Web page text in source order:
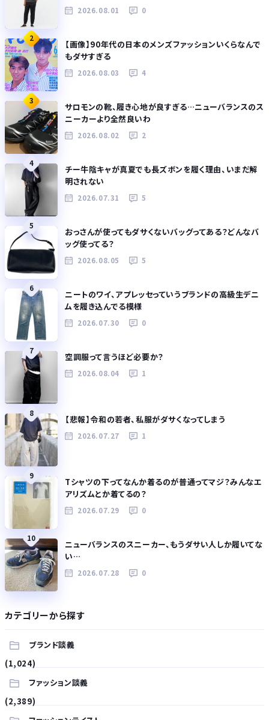
2026.08.01 0
2
【画像】90年代の日本のメンズファッションいくらなんで
もダサすぎる
2026.08.03 4
3
サロモンの靴、履き心地が良すぎる…ニューバランスのス
ニーカーより全然良いわ
2026.08.02 2
4
チー牛陰キャが真夏でも長ズボンを履く理由、いまだ解
明されない
2026.07.31 5
5
おっさんが使ってもダサくないバッグってある？どんなバ
ッグ使ってる？
2026.08.05 5
6
ニートのワイ、アプレッセっていうブランドの高級生デニ
ムを履き込んでる模様
2026.07.30 0
7
空調服って言うほど必要か？
2026.08.04 1
8
【悲報】令和の若者、私服がダサくなってしまう
2026.07.27 1
9
Tシャツの下ってなんか着るのが普通ってマジ？みんなエ
アリズムとか着てるの？
2026.07.29 0
10
ニューバランスのスニーカー、もうダサい人しか履いてな
い…
2026.07.28 0
カテゴリーから探す
ブランド談義
(1,024)
ファッション談義
(2,389)